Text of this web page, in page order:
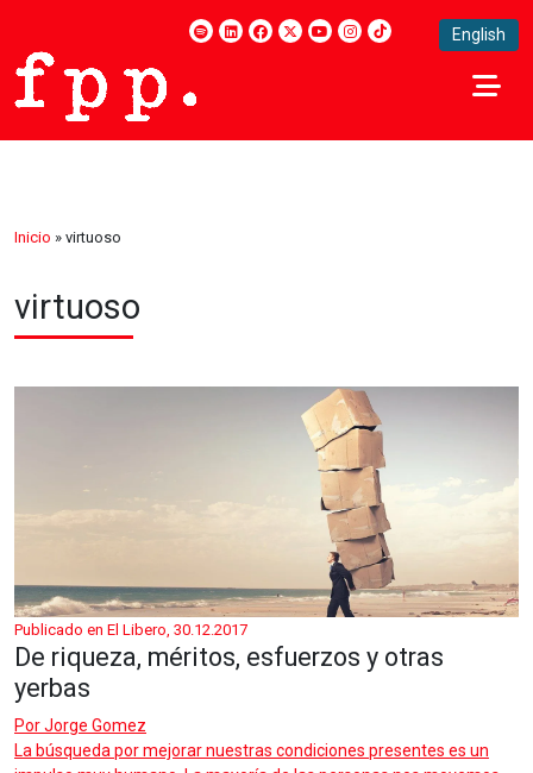
English
Inicio » virtuoso
virtuoso
Publicado en El Libero, 30.12.2017
De riqueza, méritos, esfuerzos y otras
yerbas
PorJorge Gomez
La búsqueda por mejorar nuestras condiciones presentes es un